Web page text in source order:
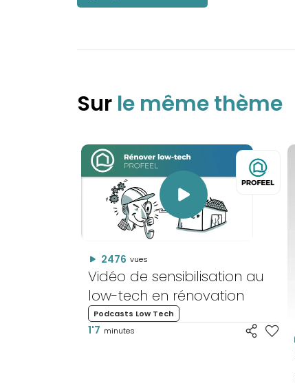
Sur le même thème
2476 vues
Vidéo de sensibilisation au
low-tech en rénovation
Podcasts Low Tech
1'7 minutes